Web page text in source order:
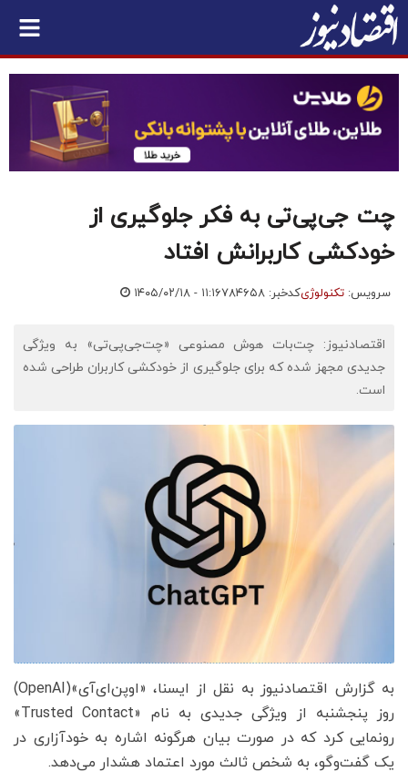
چت جی‌پی‌تی به فکر جلوگیری از
خودکشی کاربرانش افتاد
سرویس: تکنولوژیکدخبر: ۷۸۴۶۵۸ ۱۴۰۵/۰۲/۱۸ - ۱۱:۱۶
اقتصادنیوز: چت‌بات هوش مصنوعی «چت‌جی‌پی‌تی» به ویژگی
جدیدی مجهز شده که برای جلوگیری از خودکشی کاربران طراحی شده
است.
به گزارش اقتصادنیوز به نقل از ایسنا، «اوپن‌ای‌آی»(OpenAI)
روز پنجشنبه از ویژگی جدیدی به نام «Trusted Contact»
رونمایی کرد که در صورت بیان هرگونه اشاره به خودآزاری در
یک گفت‌وگو، به شخص ثالث مورد اعتماد هشدار می‌دهد.